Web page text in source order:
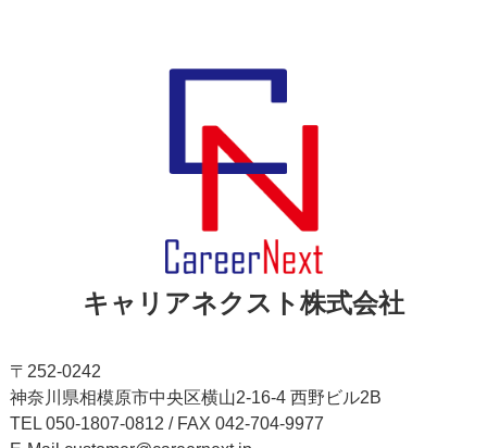
キャリアネクスト株式会社
〒252-0242
神奈川県相模原市中央区横山2-16-4 西野ビル2B
TEL 050-1807-0812 / FAX 042-704-9977